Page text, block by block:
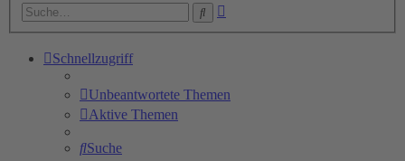
Suche
Schnellzugriff
Unbeantwortete Themen
Aktive Themen
Suche